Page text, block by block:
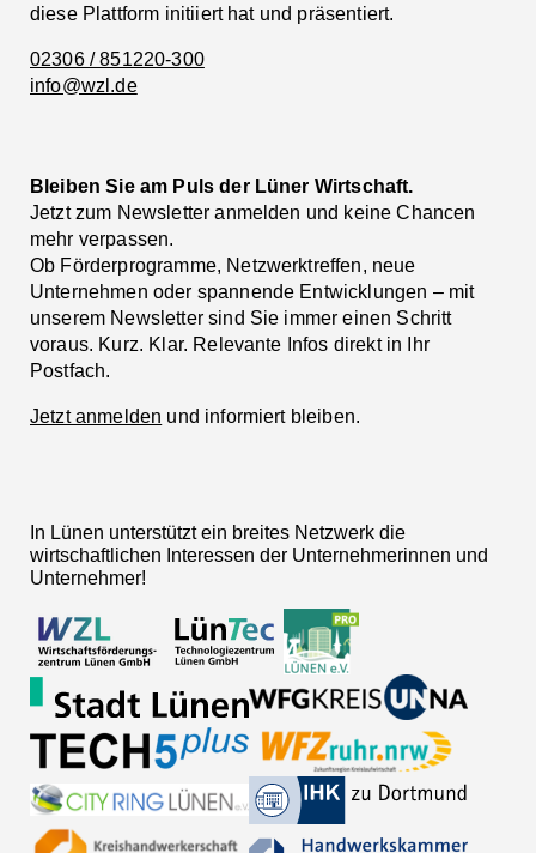
diese Plattform initiiert hat und präsentiert.
02306 / 851220-300
info@wzl.de
Bleiben Sie am Puls der Lüner Wirtschaft.
Jetzt zum Newsletter anmelden und keine Chancen
mehr verpassen.
Ob Förderprogramme, Netzwerktreffen, neue
Unternehmen oder spannende Entwicklungen – mit
unserem Newsletter sind Sie immer einen Schritt
voraus. Kurz. Klar. Relevante Infos direkt in Ihr
Postfach.
Jetzt anmelden und informiert bleiben.
In Lünen unterstützt ein breites Netzwerk die
wirtschaftlichen Interessen der Unternehmerinnen und
Unternehmer!